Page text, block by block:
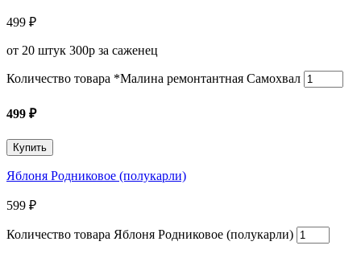
499 ₽
от 20 штук 300р за саженец
Количество товара *Малина ремонтантная Самохвал
499 ₽
Купить
Яблоня Родниковое (полукарли)
599 ₽
Количество товара Яблоня Родниковое (полукарли)